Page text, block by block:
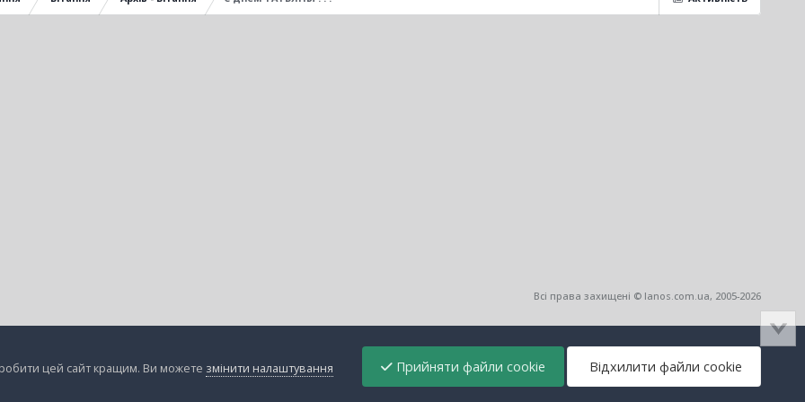
Всі права захищені © lanos.com.ua, 2005-2026
цей сайт кращим. Ви можете змінити налаштування Прийняти файли cookie Відхилити файли cookie